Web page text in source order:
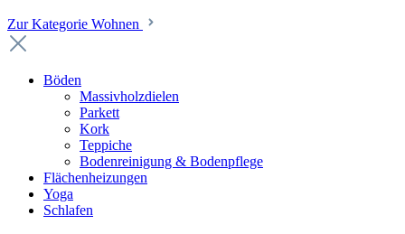
Zur Kategorie Wohnen
Böden
Massivholzdielen
Parkett
Kork
Teppiche
Bodenreinigung & Bodenpflege
Flächenheizungen
Yoga
Schlafen